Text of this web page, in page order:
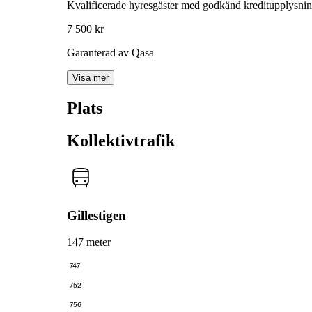
Kvalificerade hyresgäster med godkänd
7 500 kr
Garanterad av Qasa
Visa mer
Plats
Kollektivtrafik
Gillestigen
147 meter
747
752
756